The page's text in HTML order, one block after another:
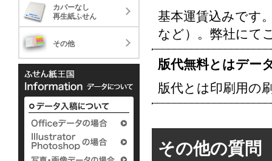
1,000
ケースタイプ
49.3
表紙カバー付グラフィ
33.03
表紙カバ
カバーなし
再生紙ふせん
30,000 30,000
その他
その他
プ
30,000
30,000
基本運賃込みです
など）。弊社にて
版代無料とはデー
版代とは印刷用の
その他の質問